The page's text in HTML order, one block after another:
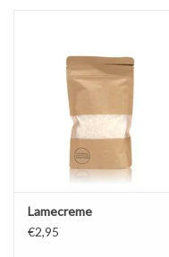
Lamecreme
€2,95